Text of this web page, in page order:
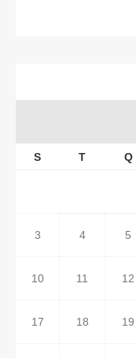
S T Q
3 4 5
10 11 12
17 18 19